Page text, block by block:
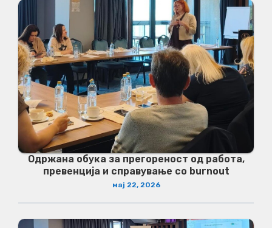
Одржана обука за прегореност од работа,
превенција и справување со burnout
мај 22, 2026